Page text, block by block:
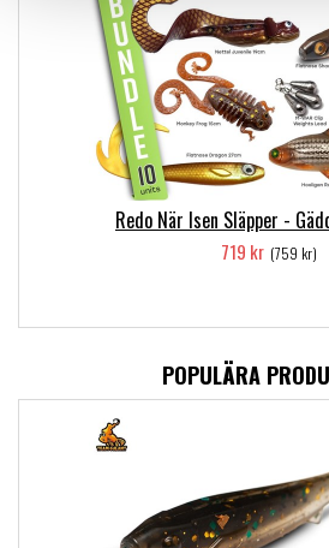
Redo När Isen Släpper -
719 kr (759 kr)
POPULÄRA